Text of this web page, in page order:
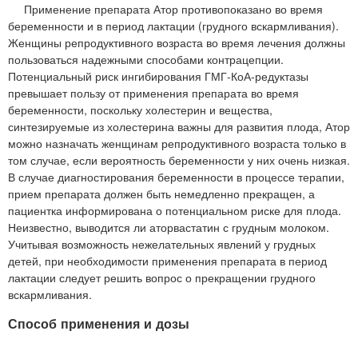
Применение препарата Атор противопоказано во время
беременности и в период лактации (грудного вскармливания).
Женщины репродуктивного возраста во время лечения должны
пользоваться надежными способами контрацепции.
Потенциальный риск ингибирования ГМГ-КоА-редуктазы
превышает пользу от применения препарата во время
беременности, поскольку холестерин и вещества,
синтезируемые из холестерина важны для развития плода, Атор
можно назначать женщинам репродуктивного возраста только в
том случае, если вероятность беременности у них очень низкая.
В случае диагностирования беременности в процессе терапии,
прием препарата должен быть немедленно прекращен, а
пациентка информирована о потенциальном риске для плода.
Неизвестно, выводится ли аторвастатин с грудным молоком.
Учитывая возможность нежелательных явлений у грудных
детей, при необходимости применения препарата в период
лактации следует решить вопрос о прекращении грудного
вскармливания.
Способ применения и дозы